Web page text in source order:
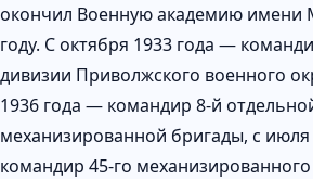
окончил Военную академию имени
году. С октября 1933 года —
дивизии Приволжского военного
1936 года — командир 8-й
механизированной бригады, с
командир 45-го